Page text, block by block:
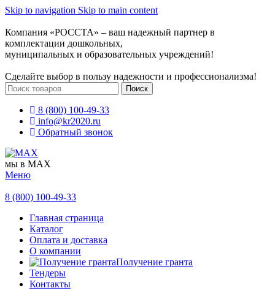
Skip to navigation Skip to main content
Компания «РОССТА» – ваш надежный партнер в
комплектации дошкольных,
муниципальных и образовательных учреждений!
Сделайте выбор в пользу надежности и профессионализма!
Поиск
8 (800) 100-49-33
info@kr2020.ru
Обратный звонок
мы в MAX
Меню
8 (800) 100-49-33
Главная страница
Каталог
Оплата и доставка
О компании
Получение гранта
Тендеры
Контакты